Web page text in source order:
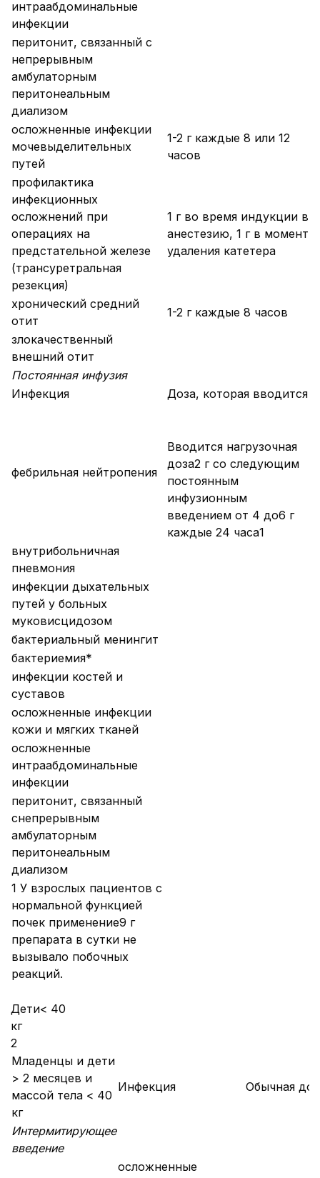
интраабдоминальные
инфекции
перитонит, связанный с
непрерывным
амбулаторным
перитонеальным
диализом
осложненные инфекции
мочевыделительных
путей
1-2 г каждые 8 или 12
часов
профилактика
инфекционных
осложнений при
операциях на
предстательной железе
(трансуретральная
резекция)
1 г во время индукции в
анестезию, 1 г в момент
удаления катетера
хронический средний
отит
1-2 г каждые 8 часов
злокачественный
внешний отит
Постоянная инфузия
Инфекция
Доза, которая вводится
фебрильная нейтропения
Вводится нагрузочная
доза2 г со следующим
постоянным
инфузионным
введением от 4 до6 г
каждые 24 часа1
внутрибольничная
пневмония
инфекции дыхательных
путей у больных
муковисцидозом
бактериальный менингит
бактериемия*
инфекции костей и
суставов
осложненные инфекции
кожи и мягких тканей
осложненные
интраабдоминальные
инфекции
перитонит, связанный
снепрерывным
амбулаторным
перитонеальным
диализом
1 У взрослых пациентов с
нормальной функцией
почек применение9 г
препарата в сутки не
вызывало побочных
реакций.
Дети< 40
кг
2
Младенцы и дети
> 2 месяцев и
массой тела < 40
кг
Инфекция Обычная
Интермитирующее
введение
осложненные